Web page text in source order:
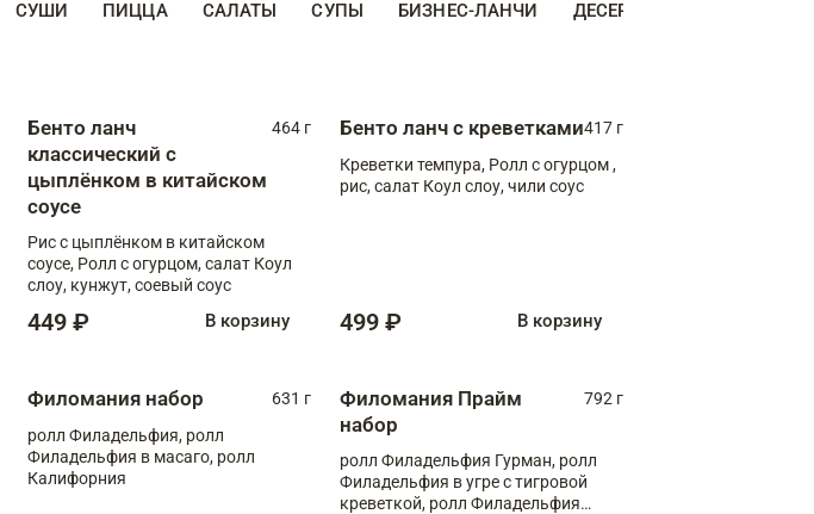
СУШИ ПИЦЦА САЛАТЫ СУПЫ БИЗНЕС-ЛАНЧИ ДЕСЕРТЫ
Бенто ланч
классический с
цыплёнком в китайском
соусе
464 г
Рис с цыплёнком в китайском
соусе, Ролл с огурцом, салат Коул
слоу, кунжут, соевый соус
449 ₽ В корзину
Бенто ланч с креветками417 г
Креветки темпура, Ролл с огурцом ,
рис, салат Коул слоу, чили соус
499 ₽ В корзину
Филомания набор
631 г
ролл Филадельфия, ролл
Филадельфия в масаго, ролл
Калифорния
Филомания Прайм
набор
792 г
ролл Филадельфия Гурман, ролл
Филадельфия в угре с тигровой
креветкой, ролл Филадельфия